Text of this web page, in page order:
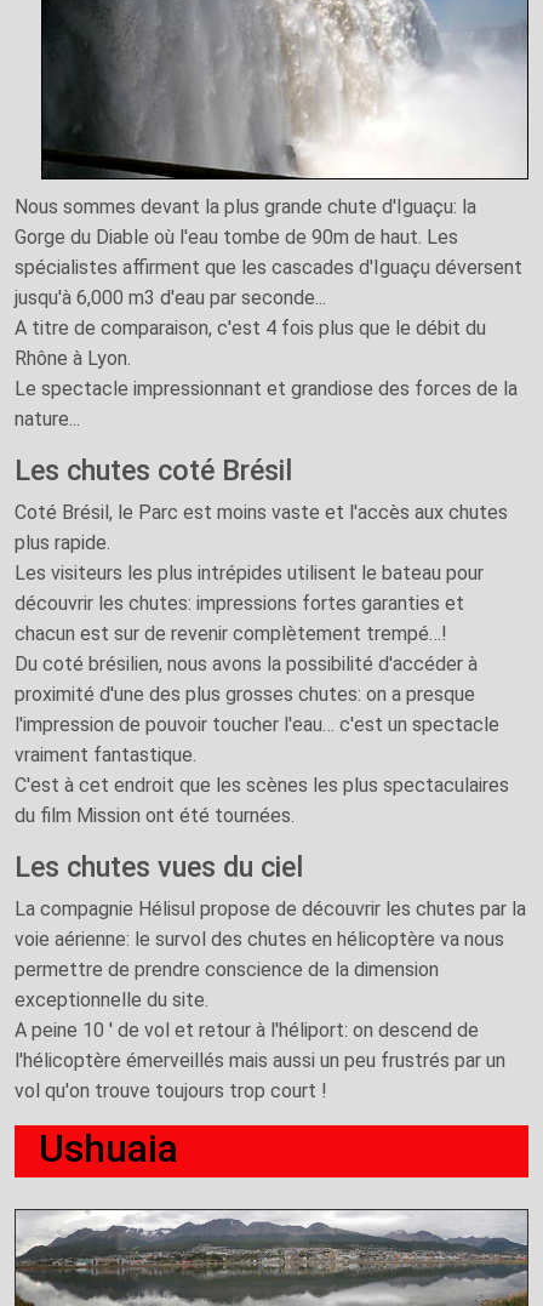
Nous sommes devant la plus grande chute d'Iguaçu: la
Gorge du Diable où l'eau tombe de 90m de haut. Les
spécialistes affirment que les cascades d'Iguaçu déversent
jusqu'à 6,000 m3 d'eau par seconde...
A titre de comparaison, c'est 4 fois plus que le débit du
Rhône à Lyon.
Le spectacle impressionnant et grandiose des forces de la
nature...
Les chutes coté Brésil
Coté Brésil, le Parc est moins vaste et l'accès aux chutes
plus rapide.
Les visiteurs les plus intrépides utilisent le bateau pour
découvrir les chutes: impressions fortes garanties et
chacun est sur de revenir complètement trempé…!
Du coté brésilien, nous avons la possibilité d'accéder à
proximité d'une des plus grosses chutes: on a presque
l'impression de pouvoir toucher l'eau… c'est un spectacle
vraiment fantastique.
C'est à cet endroit que les scènes les plus spectaculaires
du film Mission ont été tournées.
Les chutes vues du ciel
La compagnie Hélisul propose de découvrir les chutes par la
voie aérienne: le survol des chutes en hélicoptère va nous
permettre de prendre conscience de la dimension
exceptionnelle du site.
A peine 10 ' de vol et retour à l'héliport: on descend de
l'hélicoptère émerveillés mais aussi un peu frustrés par un
vol qu'on trouve toujours trop court !
Ushuaia